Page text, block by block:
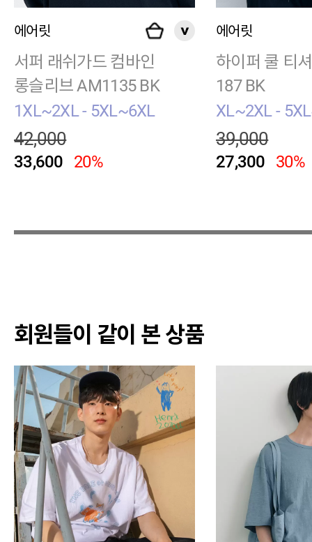
에어릿
서퍼 래쉬가드 컴바인
롱슬리브 AM1135 BK
1XL~2XL - 5XL~6XL
42,000
33,600 20%
에어릿
하이퍼 쿨 티
187 BK
XL~2XL -
39,000
27,300 30%
회원들이 같이 본 상품